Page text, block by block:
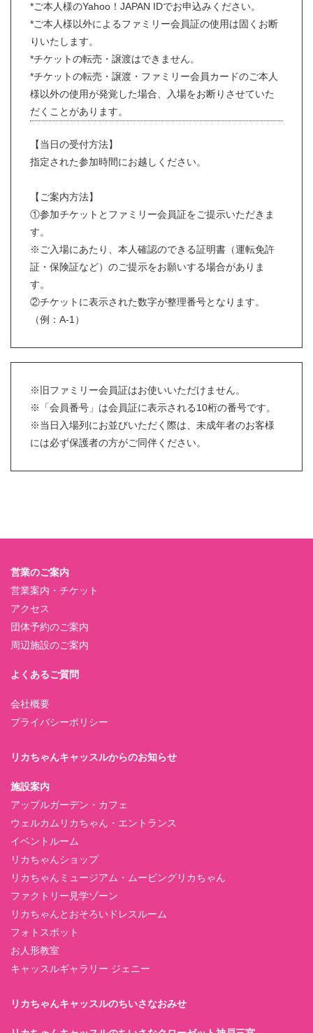
*ご本人様のYahoo！JAPAN IDでお申込みください。
*ご本人様以外によるファミリー会員証の使用は固くお断
りいたします。
*チケットの転売・譲渡はできません。
*チケットの転売・譲渡・ファミリー会員カードのご本人
様以外の使用が発覚した場合、入場をお断りさせていた
だくことがあります。
【当日の受付方法】
指定された参加時間にお越しください。
【ご案内方法】
①参加チケットとファミリー会員証をご提示いただきま
す。
※ご入場にあたり、本人確認のできる証明書（運転免許
証・保険証など）のご提示をお願いする場合がありま
す。
②チケットに表示された数字が整理番号となります。
（例：A-1）
※旧ファミリー会員証はお使いいただけません。
※「会員番号」は会員証に表示される10桁の番号です。
※当日入場列にお並びいただく際は、未成年者のお客様
には必ず保護者の方がご同伴ください。
営業のご案内
営業案内・チケット
アクセス
団体予約のご案内
周辺施設のご案内
よくあるご質問
会社概要
プライバシーポリシー
リカちゃんキャッスルからのお知らせ
施設案内
アップルガーデン・カフェ
ウェルカムリカちゃん・エントランス
イベントルーム
リカちゃんショップ
リカちゃんミュージアム・ムービングリカちゃん
ファクトリー見学ゾーン
リカちゃんとおそろいドレスルーム
フォトスポット
お人形教室
キャッスルギャラリー ジェニー
リカちゃんキャッスルのちいさなおみせ